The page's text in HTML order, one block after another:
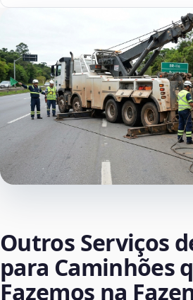
Outros Serviços
para Caminhões
Fazemos na